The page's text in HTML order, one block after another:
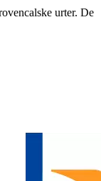
urter. De